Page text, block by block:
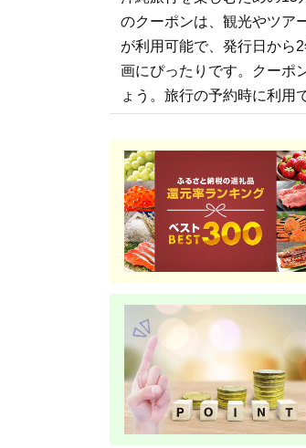
のクーポンは、観光やツア
が利用可能で、発行日から
画にぴったりです。クーポ
ょう。旅行の予約時に利用